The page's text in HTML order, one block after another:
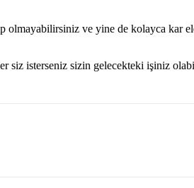
ve yine de kolayca kar
siz isterseniz sizin gelecekteki işiniz